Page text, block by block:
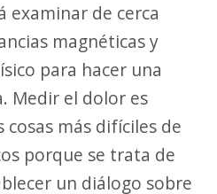
examinar de cerca
magnéticas y
para hacer una
Medir el dolor es
más difíciles de
porque se trata de
un diálogo sobre